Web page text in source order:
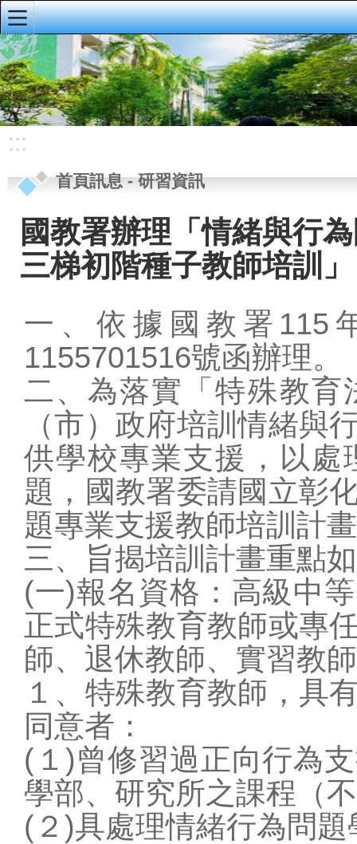
:::
明義首頁
首頁訊息
校園公佈欄
重要公告
研習資訊
校務手冊、行事
曆、導護輪值
會議資料
學校概況
教師專區
學生專區
家長專區
校園訊息
站務相關
圖片連結
:::
首頁訊息-研習資訊
國教署辦理「情緒與行
三梯初階種子教師培訓」
一、依據國教署115
1155701516號函辦理。
二、為落實「特殊教
（市）政府培訓情緒與
供學校專業支援，以處
題，國教署委請國立彰
題專業支援教師培訓計
三、旨揭培訓計畫重點
(一)報名資格：高級中
正式特殊教育教師或專
師、退休教師、實習教
１、特殊教育教師，具
同意者：
(１)曾修習過正向行為
學部、研究所之課程（
(２)具處理情緒行為問